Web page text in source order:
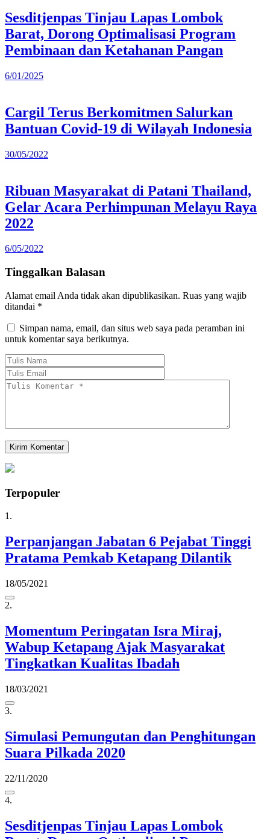
Sesditjenpas Tinjau Lapas Lombok
Barat, Dorong Optimalisasi Program
Pembinaan dan Ketahanan Pangan
6/01/2025
Cargil Terus Berkomitmen Salurkan
Bantuan Covid-19 di Wilayah Indonesia
30/05/2022
Ribuan Masyarakat di Patani Thailand,
Gelar Acara Perhimpunan Melayu Raya
2022
6/05/2022
Tinggalkan Balasan
Alamat email Anda tidak akan dipublikasikan. Ruas yang wajib
ditandai *
Simpan nama, email, dan situs web saya pada peramban ini
untuk komentar saya berikutnya.
Terpopuler
1.
Perpanjangan Jabatan 6 Pejabat Tinggi
Pratama Pemkab Ketapang Dilantik
18/05/2021
2.
Momentum Peringatan Isra Miraj,
Wabup Ketapang Ajak Masyarakat
Tingkatkan Kualitas Ibadah
18/03/2021
3.
Simulasi Pemungutan dan Penghitungan
Suara Pilkada 2020
22/11/2020
4.
Sesditjenpas Tinjau Lapas Lombok